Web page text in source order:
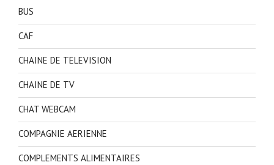
BUS
CAF
CHAINE DE TELEVISION
CHAINE DE TV
CHAT WEBCAM
COMPAGNIE AERIENNE
COMPLEMENTS ALIMENTAIRES